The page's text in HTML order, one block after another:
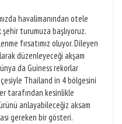
havalimanından otele
turumuza başlıyoruz.
fırsatımız oluyor. Dileyen
düzenleyeceği akşam
da Guiness rekorlar
Thailand in 4 bölgesini
tarafından kesinlikle
anlayabileceğiz aksam
gereken bir gösteri.